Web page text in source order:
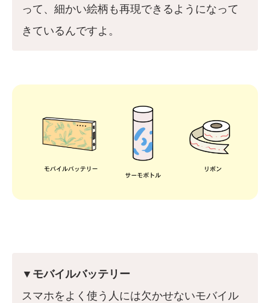
って、細かい絵柄も再現できるようになって
きているんですよ。
▼モバイルバッテリー
スマホをよく使う人には欠かせないモバイル